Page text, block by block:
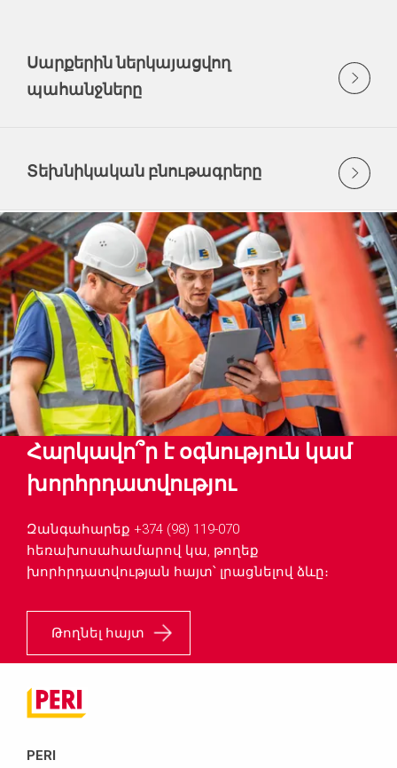
Սարքերին ներկայացվող
պահանջները
Տեխնիկական բնութագրերը
Հարկավո՞ր է օգնություն կամ
խորհրդատվությու
Զանգահարեք +374 (98) 119-070
հեռախոսահամարով կա, թողեք
խորհրդատվության հայտ՝ լրացնելով ձևը։
Թողնել հայտ
PERI